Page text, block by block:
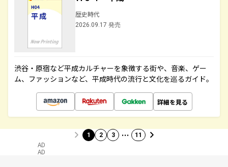
歴史時代
2026.09.17 発売
渋谷・原宿など平成カルチャーを象徴する街や、音楽、ゲー
ム、ファッションなど、平成時代の流行と文化を巡るガイド。
詳細を見る
1 2 3 … 11
AD
AD